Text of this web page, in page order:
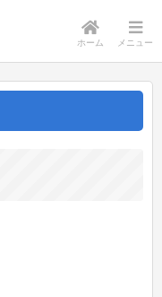
ホーム メニュー